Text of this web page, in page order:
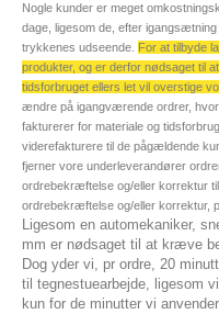
Nogle kunder er meget
dage, ligesom de, efter
trykkenes udseende. For at tilbyde
produkter, og er derfor nødsaget til
tidsforbruget ellers let vil overstige
ændre på igangværende ordrer,
fakturerer for materiale og
viderefakturere til de pågældende
fjerner vore underleverandører
ordrebekræftelse og/eller korrektur
ordrebekræftelse og/eller korrektur,
Ligesom en automekaniker,
mm er nødsaget til at kræve
Dog yder vi, pr ordre, 20
til tegnestuearbejde, ligesom
kun for de minutter vi